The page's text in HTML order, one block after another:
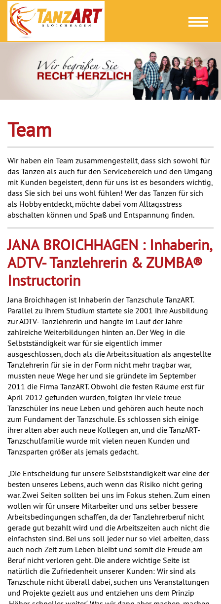
Toggle
Team
Wir haben ein Team zusammengestellt, dass sich sowohl für
das Tanzen als auch für den Servicebereich und den Umgang
mit Kunden begeistert, denn für uns ist es besonders wichtig,
dass Sie sich bei uns wohl fühlen! Wer das Tanzen für sich
als Hobby entdeckt, möchte dabei vom Alltagsstress
abschalten können und Spaß und Entspannung finden.
JANA BROICHHAGEN : Inhaberin,
ADTV- Tanzlehrerin & ZUMBA®
Instructorin
Jana Broichhagen ist Inhaberin der Tanzschule TanzART.
Parallel zu ihrem Studium startete sie 2001 ihre Ausbildung
zur ADTV- Tanzlehrerin und hängte im Lauf der Jahre
zahlreiche Weiterbildungen hinten an. Der Weg in die
Selbstständigkeit war für sie eigentlich immer
ausgeschlossen, doch als die Arbeitssituation als angestellte
Tanzlehrerin für sie in der Form nicht mehr tragbar war,
mussten neue Wege her und sie gründete im September
2011 die Firma TanzART. Obwohl die festen Räume erst für
April 2012 gefunden wurden, folgten ihr viele treue
Tanzschüler ins neue Leben und gehören auch heute noch
zum Fundament der Tanzschule. Es schlossen sich einige
ihrer alten aber auch neue Kollegen an, und die TanzART-
Tanzschulfamilie wurde mit vielen neuen Kunden und
Tanzsparten größer als jemals gedacht.
„Die Entscheidung für unsere Selbstständigkeit war eine der
besten unseres Lebens, auch wenn das Risiko nicht gering
war. Zwei Seiten sollten bei uns im Fokus stehen. Zum einen
wollen wir für unsere Mitarbeiter und uns selber bessere
Arbeitsbedingungen schaffen, da der Tanzlehrerberuf nicht
gerade gut bezahlt wird und die Arbeitszeiten auch nicht die
einfachsten sind. Bei uns soll jeder nur so viel arbeiten, dass
auch noch Zeit zum Leben bleibt und somit die Freude am
Beruf nicht verloren geht. Die andere wichtige Seite ist
natürlich die Zufriedenheit unserer Kunden: Wir sind als
Tanzschule nicht überall dabei, suchen uns Veranstaltungen
und Projekte gezielt aus und entziehen uns dem Prinzip